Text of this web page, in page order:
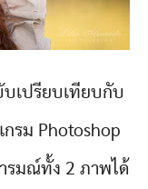
เปรียบเทียบกับ
รม Photoshop
รมณ์ทั้ง 2 ภาพได้